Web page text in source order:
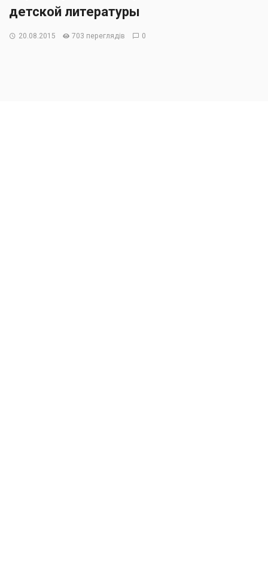
детской литературы
20.08.2015 703 переглядів 0